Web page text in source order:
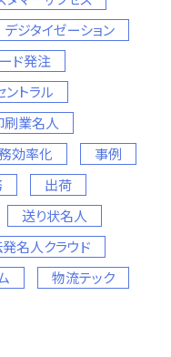
デジタイゼーション
ド発注
トラル
刷業名人
効率化
事例
出荷
送り状名人
名人クラウド
物流テック